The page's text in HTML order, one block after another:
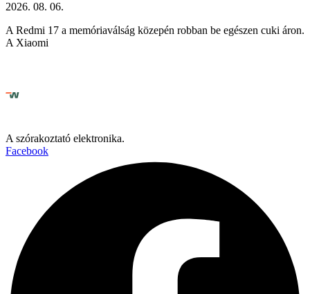
2026. 08. 06.
A Redmi 17 a memóriaválság közepén robban be egészen cuki áron.
A Xiaomi
A szórakoztató elektronika.
Facebook